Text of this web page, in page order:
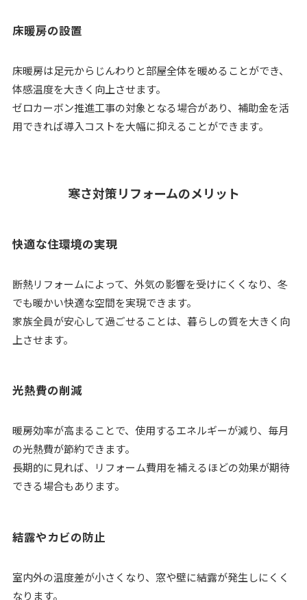
床暖房の設置
床暖房は足元からじんわりと部屋全体を暖めることができ、
体感温度を大きく向上させます。
ゼロカーボン推進工事の対象となる場合があり、補助金を活
用できれば導入コストを大幅に抑えることができます。
寒さ対策リフォームのメリット
快適な住環境の実現
断熱リフォームによって、外気の影響を受けにくくなり、冬
でも暖かい快適な空間を実現できます。
家族全員が安心して過ごせることは、暮らしの質を大きく向
上させます。
光熱費の削減
暖房効率が高まることで、使用するエネルギーが減り、毎月
の光熱費が節約できます。
長期的に見れば、リフォーム費用を補えるほどの効果が期待
できる場合もあります。
結露やカビの防止
室内外の温度差が小さくなり、窓や壁に結露が発生しにくく
なります。